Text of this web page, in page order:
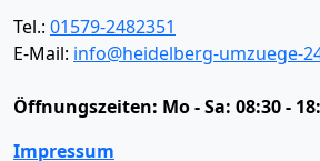
Tel.: 01579-2482351
E-Mail: info@heidelberg-umzuege-
Öffnungszeiten: Mo - Sa: 08:30 -
Impressum